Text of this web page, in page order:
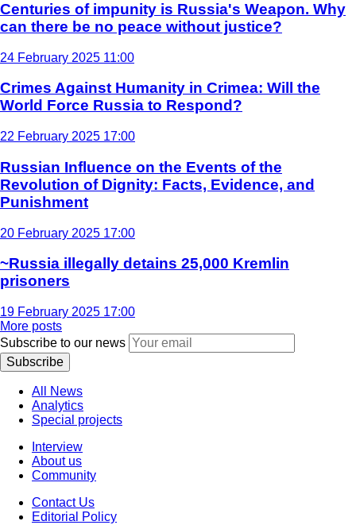
Centuries of impunity is Russia's Weapon. Why
can there be no peace without justice?
24 February 2025 11:00
Crimes Against Humanity in Crimea: Will the
World Force Russia to Respond?
22 February 2025 17:00
Russian Influence on the Events of the
Revolution of Dignity: Facts, Evidence, and
Punishment
20 February 2025 17:00
~Russia illegally detains 25,000 Kremlin
prisoners
19 February 2025 17:00
More posts
Subscribe to our news
Subscribe
All News
Analytics
Special projects
Interview
About us
Community
Contact Us
Editorial Policy